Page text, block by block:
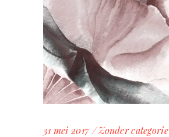
31 mei 2017 Zonder categorie